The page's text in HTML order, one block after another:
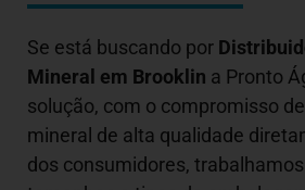
Se está buscando por
Mineral em Brooklin a Pronto
solução, com o compromisso
mineral de alta qualidade
dos consumidores,